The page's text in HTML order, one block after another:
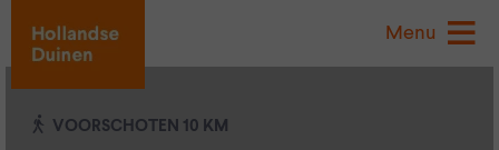
Menu
VOORSCHOTEN 10 KM